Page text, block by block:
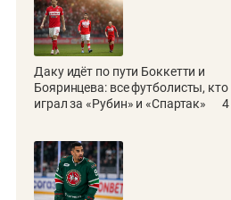
Даку идёт по пути Боккетти и
Бояринцева: все футболисты, кто
играл за «Рубин» и «Спартак»
4